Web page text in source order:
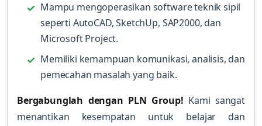
Mampu mengoperasikan software teknik sipil
seperti AutoCAD, SketchUp, SAP2000, dan
Microsoft Project.
Memiliki kemampuan komunikasi, analisis, dan
pemecahan masalah yang baik.
Bergabunglah dengan PLN Group! Kami sangat
menantikan kesempatan untuk belajar dan